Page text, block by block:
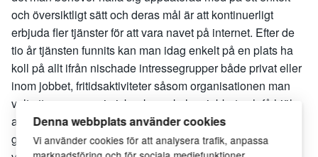
och översiktligt sätt och deras mål är att kontinuerligt
erbjuda fler tjänster för att vara navet på internet. Efter de
tio år tjänsten funnits kan man idag enkelt på en plats ha
koll på allt ifrån nischade intressegrupper både privat eller
inom jobbet, fritidsaktiviteter såsom organisationen man
valt att engagera sig i, banken, skolan, jobbet och få hjälp
att hålla koll på evenemang eller sprida de egna man
genomför. Det går också enkelt att hålla kontakt med
Denna webbplats använder cookies
Vi använder cookies för att analysera trafik, anpassa